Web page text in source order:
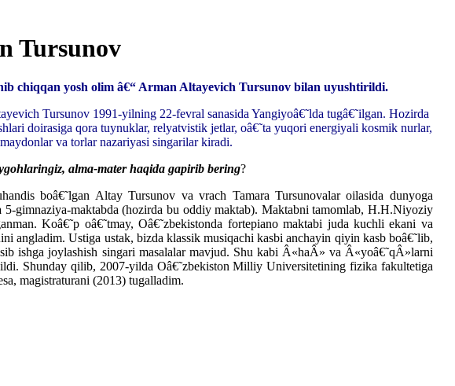
Tursunov
chiqqan yosh olim â€“ Arman Altayevich Tursunov bilan uyushtirildi.
Tursunov 1991-yilning 22-fevral sanasida Yangiyoâ€˜lda tugâ€˜ilgan. Hozirda
doirasiga qora tuynuklar, relyatvistik jetlar, oâ€˜ta yuqori energiyali kosmik nurlar,
va torlar nazariyasi singarilar kiradi.
alma-mater haqida gapirib bering?
boâ€˜lgan Altay Tursunov va vrach Tamara Tursunovalar oilasida dunyoga
5-gimnaziya-maktabda (hozirda bu oddiy maktab). Maktabni tamomlab, H.H.Niyoziy
Koâ€˜p oâ€˜tmay, Oâ€˜zbekistonda fortepiano maktabi juda kuchli ekani va
Ustiga ustak, bizda klassik musiqachi kasbi anchayin qiyin kasb boâ€˜lib,
ishga joylashish singari masalalar mavjud. Shu kabi Â«haÂ» va Â«yoâ€˜qÂ»larni
Shunday qilib, 2007-yilda Oâ€˜zbekiston Milliy Universitetining fizika fakultetiga
magistraturani (2013) tugalladim.